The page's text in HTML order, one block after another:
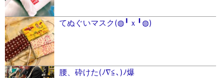
てぬぐいマスク(◍╹ｘ╹◍)
腰、砕けた(ﾉ∇≦､)ﾉ爆